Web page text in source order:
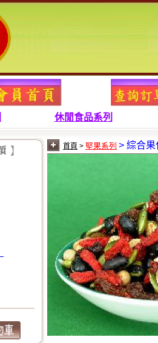
休閒食品系列
首頁 > 堅果系列 > 綜合果